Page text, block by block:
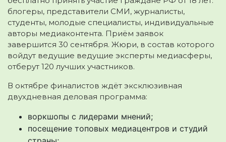
блогеры, представители СМИ, журналисты,
студенты, молодые специалисты, индивидуальные
авторы медиаконтента. Приём заявок
завершится 30 сентября. Жюри, в состав которого
войдут ведущие ведущие эксперты медиасферы,
отберут 120 лучших участников.
В октябре финалистов ждёт эксклюзивная
двухдневная деловая программа:
воркшопы с лидерами мнений;
посещение топовых медиацентров и студий